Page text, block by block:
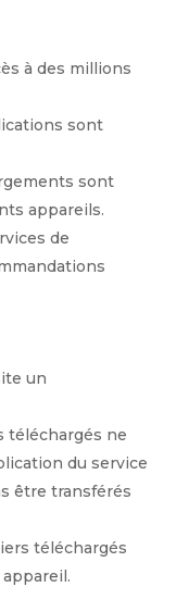
à des millions
sont
sont
appareils.
de
un
téléchargés ne
du service
être transférés
téléchargés